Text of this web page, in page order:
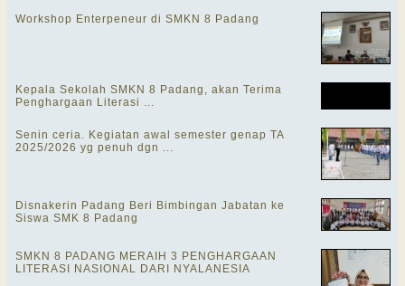
Workshop Enterpeneur di SMKN 8 Padang
Kepala Sekolah SMKN 8 Padang, akan Terima
Penghargaan Literasi ...
Senin ceria. Kegiatan awal semester genap TA
2025/2026 yg penuh dgn ...
Disnakerin Padang Beri Bimbingan Jabatan ke
Siswa SMK 8 Padang
SMKN 8 PADANG MERAIH 3 PENGHARGAAN
LITERASI NASIONAL DARI NYALANESIA